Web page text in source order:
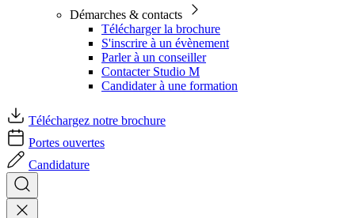
Démarches & contacts
Télécharger la brochure
S'inscrire à un évènement
Parler à un conseiller
Contacter Studio M
Candidater à une formation
Téléchargez notre brochure
Portes ouvertes
Candidature